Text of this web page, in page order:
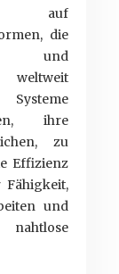
auf
die
und
ihre
zu
Effizienz
und